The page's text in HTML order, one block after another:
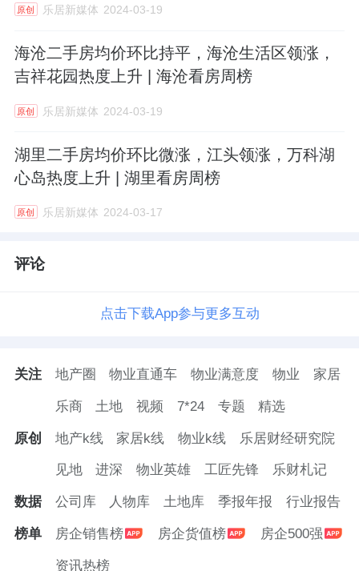
原创 乐居新媒体 2024-03-19
海沧二手房均价环比持平，海沧生活区领涨，
吉祥花园热度上升 | 海沧看房周榜
原创 乐居新媒体 2024-03-19
湖里二手房均价环比微涨，江头领涨，万科湖
心岛热度上升 | 湖里看房周榜
原创 乐居新媒体 2024-03-17
评论
点击下载App参与更多互动
关注 地产圈 物业直通车 物业满意度 物业 家居
乐商 土地 视频 7*24 专题 精选
原创 地产k线 家居k线 物业k线 乐居财经研究院
见地 进深 物业英雄 工匠先锋 乐财札记
数据 公司库 人物库 土地库 季报年报 行业报告
榜单 房企销售榜 房企货值榜 房企500强
资讯热榜